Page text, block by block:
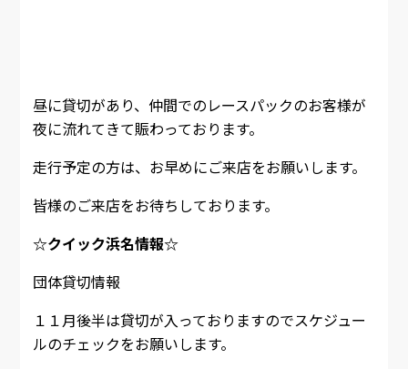
昼に貸切があり、仲間でのレースパックのお客様が
夜に流れてきて賑わっております。
走行予定の方は、お早めにご来店をお願いします。
皆様のご来店をお待ちしております。
☆クイック浜名情報☆
団体貸切情報
１１月後半は貸切が入っておりますのでスケジュー
ルのチェックをお願いします。